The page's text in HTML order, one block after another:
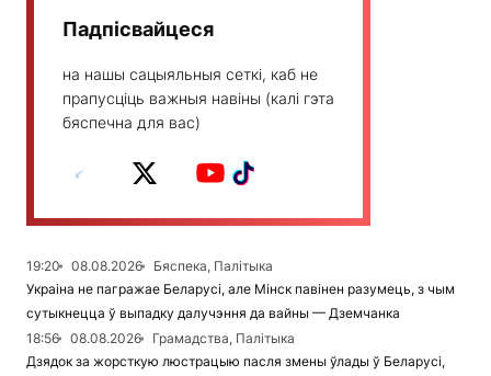
Падпісвайцеся
на нашы сацыяльныя сеткі, каб не
прапусціць важныя навіны (калі гэта
бяспечна для вас)
19:20 08.08.2026
Бяспека, Палітыка
Украіна не пагражае Беларусі, але Мінск павінен разумець, з чым
сутыкнецца ў выпадку далучэння да вайны — Дземчанка
18:56
08.08.2026
Грамадства, Палітыка
Дзядок за жорсткую люстрацыю пасля змены ўлады ў Беларусі,